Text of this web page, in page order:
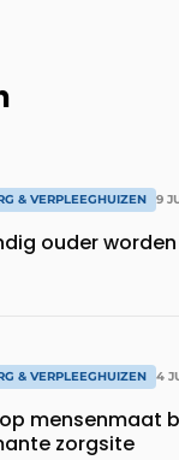
& VERPLEEGHUIZEN 9
ouder
& VERPLEEGHUIZEN 4
mensenmaat
zorgsite